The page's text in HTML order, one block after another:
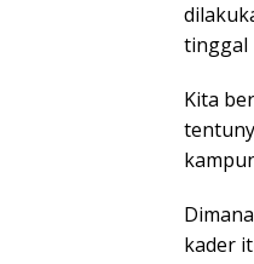
tinggal
Kita
kader